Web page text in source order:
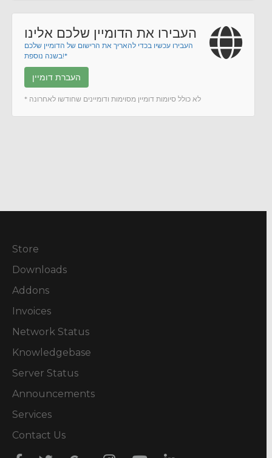
העבירו את הדומיין שלכם אלינו
העבירו עכשיו בכדי להאריך את הרישום של הדומיין שלכם
בשנה נוספת!*
העברת דומיין
* לא כולל סיומות דומיין מסוימות ודומיינים שחודשו לאחרונה
Store
Downloads
Addons
Invoices
Network Status
Knowledgebase
Server Status
Announcements
Services
Contact Us